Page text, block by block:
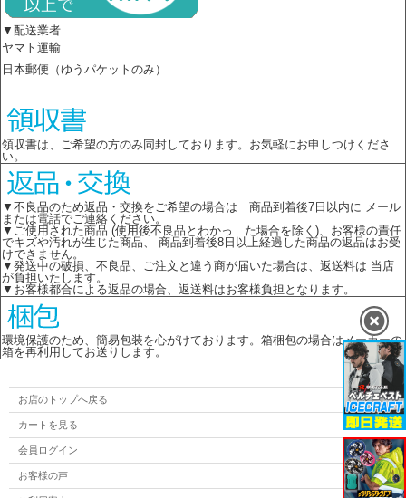
▼配送業者
ヤマト運輸
日本郵便（ゆうパケットのみ）
領収書は、ご希望の方のみ同封しております。お気軽にお申しつけくださ
い。
▼不良品のため返品・交換をご希望の場合は 商品到着後7日以内に メール
または電話でご連絡ください。
▼ご使用された商品 (使用後不良品とわかっ た場合を除く)、お客様の責任
でキズや汚れが生じた商品、 商品到着後8日以上経過した商品の返品はお受
けできません。
▼発送中の破損、不良品、ご注文と違う商が届いた場合は、返送料は 当店
が負担いたします。
▼お客様都合による返品の場合、返送料はお客様負担となります。
環境保護のため、簡易包装を心がけております。箱梱包の場合はメーカーの
箱を再利用してお送りします。
お店のトップへ戻る
カートを見る
会員ログイン
お客様の声